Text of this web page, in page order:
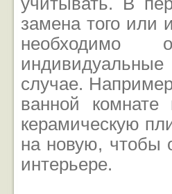
замена того или
необходимо
случае.
ванной
керамическую
на новую, чтобы
интерьере.